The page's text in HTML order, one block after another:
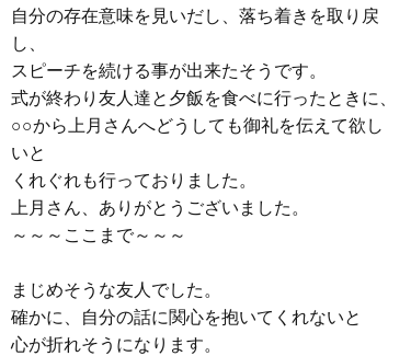
自分の存在意味を見いだし、落ち着きを取り戻
し、
スピーチを続ける事が出来たそうです。
式が終わり友人達と夕飯を食べに行ったときに、
○○から上月さんへどうしても御礼を伝えて欲し
いと
くれぐれも行っておりました。
上月さん、ありがとうございました。
～～～ここまで～～～
まじめそうな友人でした。
確かに、自分の話に関心を抱いてくれないと
心が折れそうになります。